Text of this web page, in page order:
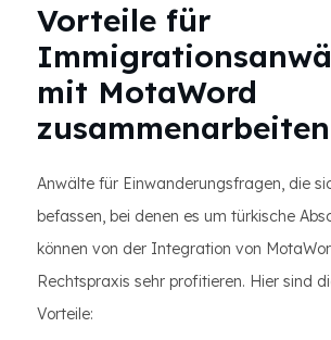
Vorteile für
mit MotaWord
zusammenarbeiten
Anwälte für Einwanderungsfragen, die
befassen, bei denen es um türkische
können von der Integration von
Rechtspraxis sehr profitieren. Hier sind
Vorteile: